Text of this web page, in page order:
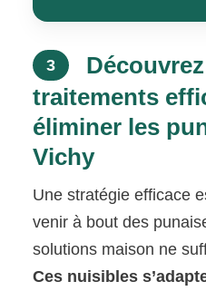
3
traitements
éliminer les
Vichy
Une stratégie efficace
venir à bout des
solutions maison ne
Ces nuisibles